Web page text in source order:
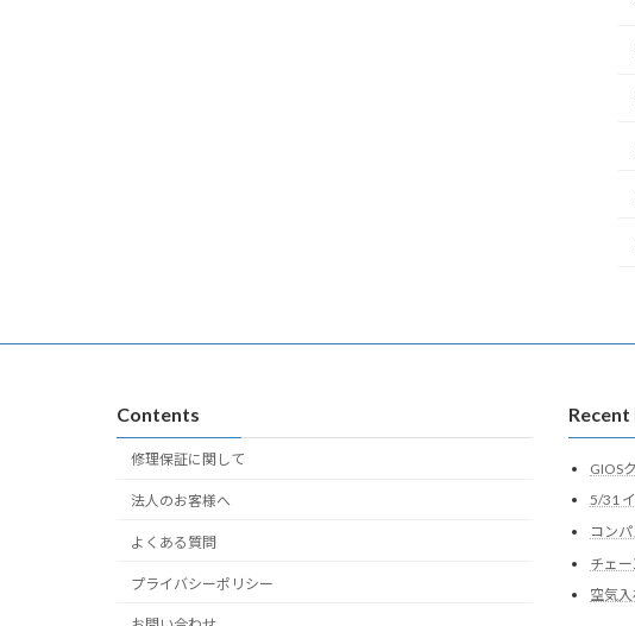
Contents
修理保証に関して
法人のお客様へ
よくある質問
プライバシーポリシー
GIOS
5/31
コン
チェ
空気